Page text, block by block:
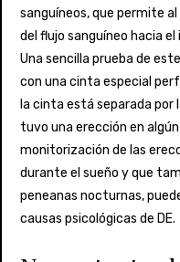
sanguíneos, que permite
del flujo sanguíneo hacia
Una sencilla prueba de
con una cinta especial
la cinta está separada por
tuvo una erección en
monitorización de las
durante el sueño y que
peneanas nocturnas,
causas psicológicas de DE.